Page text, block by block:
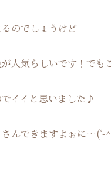
のでしょうけど
人気らしいです！でも
イイと思いました♪
さんできますよぉに